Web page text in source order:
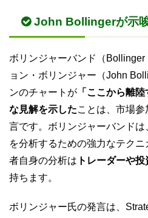
John Bollingerが示
ボリンジャーバンド（
ョン・ボリンジャー（John
ンのチャートが 「ここから離
な見解を示したことは、市場
言です。ボリンジャーバンド
を分析するための強力なテク
者自身の分析は トレーダーや
持ちます。
ボリンジャー氏の発言は、